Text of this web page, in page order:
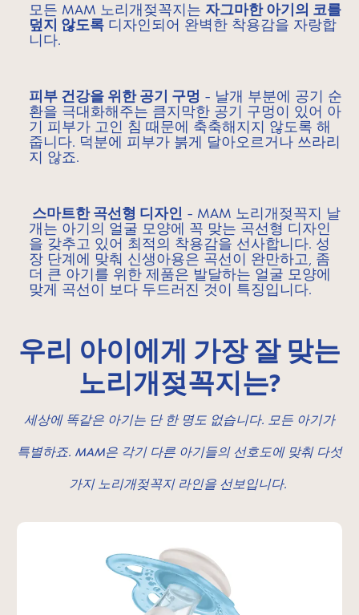
모든 MAM 노리개젖꼭지는 자그마한 아기의 코를
덮지 않도록 디자인되어 완벽한 착용감을 자랑합
니다.
피부 건강을 위한 공기 구멍 - 날개 부분에 공기 순
환을 극대화해주는 큼지막한 공기 구멍이 있어 아
기 피부가 고인 침 때문에 축축해지지 않도록 해
줍니다. 덕분에 피부가 붉게 달아오르거나 쓰라리
지 않죠.
스마트한 곡선형 디자인 - MAM 노리개젖꼭지 날
개는 아기의 얼굴 모양에 꼭 맞는 곡선형 디자인
을 갖추고 있어 최적의 착용감을 선사합니다. 성
장 단계에 맞춰 신생아용은 곡선이 완만하고, 좀
더 큰 아기를 위한 제품은 발달하는 얼굴 모양에
맞게 곡선이 보다 두드러진 것이 특징입니다.
우리 아이에게 가장 잘 맞는
노리개젖꼭지는?
세상에 똑같은 아기는 단 한 명도 없습니다. 모든 아기가
특별하죠. MAM은 각기 다른 아기들의 선호도에 맞춰 다섯
가지 노리개젖꼭지 라인을 선보입니다.